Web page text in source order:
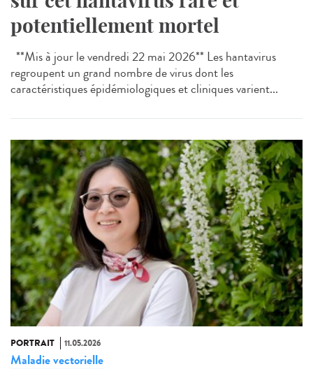
potentiellement mortel
**Mis à jour le vendredi 22 mai 2026** Les hantavirus
regroupent un grand nombre de virus dont les
caractéristiques épidémiologiques et cliniques varient...
PORTRAIT 11.05.2026
Maladie vectorielle